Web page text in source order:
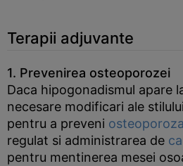
Terapii adjuvante
1. Prevenirea osteoporozei
Daca hipogonadismul apare
necesare modificari ale
pentru a preveni osteoporoza
regulat si administrarea de
pentru mentinerea mesei